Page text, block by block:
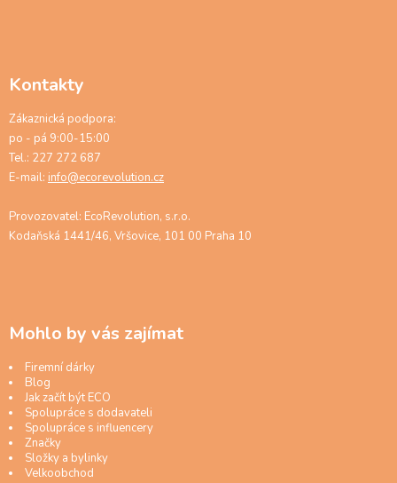
Kontakty
Zákaznická podpora:
po - pá 9:00-15:00
Tel.: 227 272 687
E-mail: info@ecorevolution.cz
Provozovatel: EcoRevolution, s.r.o.
Kodaňská 1441/46, Vršovice, 101 00 Praha 10
Mohlo by vás zajímat
Firemní dárky
Blog
Jak začít být ECO
Spolupráce s dodavateli
Spolupráce s influencery
Značky
Složky a bylinky
Velkoobchod